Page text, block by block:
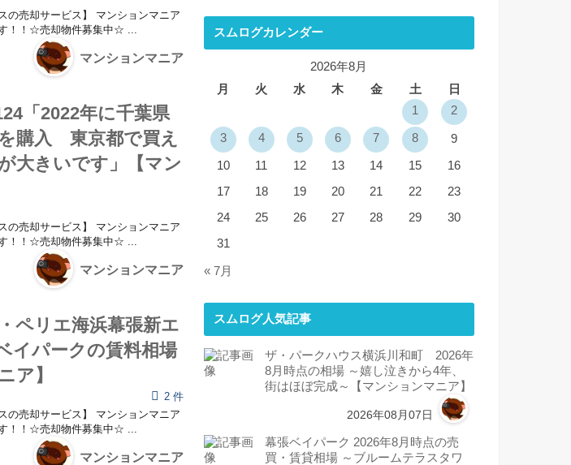
の売却サービス】 マンションマニア
！！☆売却物件募集中☆ ...
マンションマニア
「2022年に千葉県
購入 東京都で買え
大きいです」【マン
の売却サービス】 マンションマニア
！！☆売却物件募集中☆ ...
マンションマニア
ペリエ海浜幕張新エ
イパークの賃料相場
ア】
2 件
の売却サービス】 マンションマニア
！！☆売却物件募集中☆ ...
マンションマニア
スムログカレンダー
2026年8月
月
火 水 木 金 土
日
1
2
3 4 5 6 7 8 9
10 11 12 13 14 15
16
17
18 19 20 21 22
23
24
25 26 27 28 29
30
31
« 7月
スムログ人気記事
ザ・パークハウス横浜川和町 2026年
8月時点の相場 ～嬉し泣きから4年、
街はほぼ完成～【マンションマニア】
2026年08月07日
幕張ベイパーク 2026年8月時点の売
買・賃貸相場 ～ブルームテラスタワ